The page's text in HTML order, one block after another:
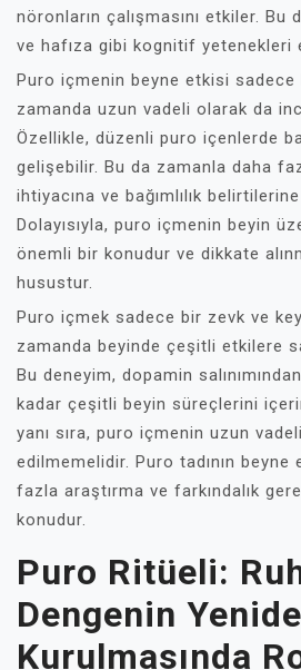
nöronların çalışmasını etkiler. Bu
ve hafıza gibi kognitif yetenekleri
Puro içmenin beyne etkisi sadece
zamanda uzun vadeli olarak da
Özellikle, düzenli puro içenlerde
gelişebilir. Bu da zamanla daha
ihtiyacına ve bağımlılık
Dolayısıyla, puro içmenin beyin
önemli bir konudur ve dikkate
husustur.
Puro içmek sadece bir zevk ve
zamanda beyinde çeşitli etkilere
Bu deneyim, dopamin
kadar çeşitli beyin süreçlerini
yanı sıra, puro içmenin uzun
edilmemelidir. Puro tadının
fazla araştırma ve farkındalık
konudur.
Puro Ritüeli:
Dengenin
Kurulmasında